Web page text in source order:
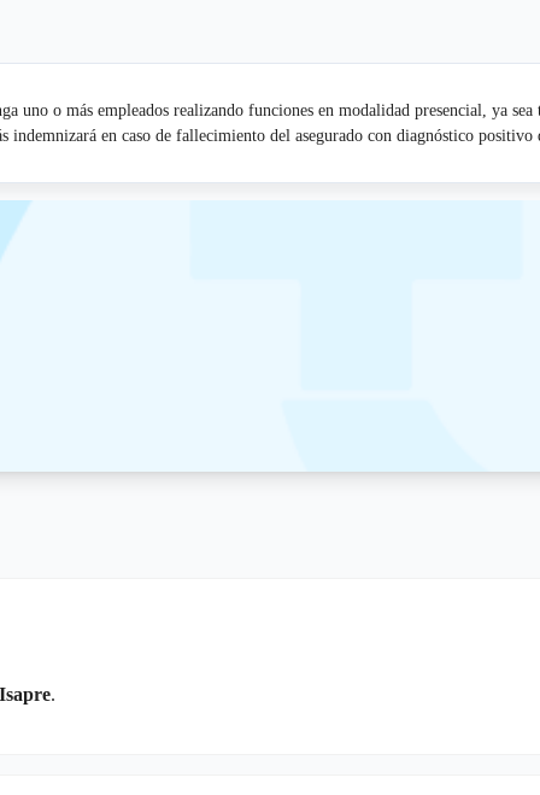
uno o más empleados realizando funciones en modalidad presencial, ya
en caso de fallecimiento del asegurado con diagnóstico positivo
.